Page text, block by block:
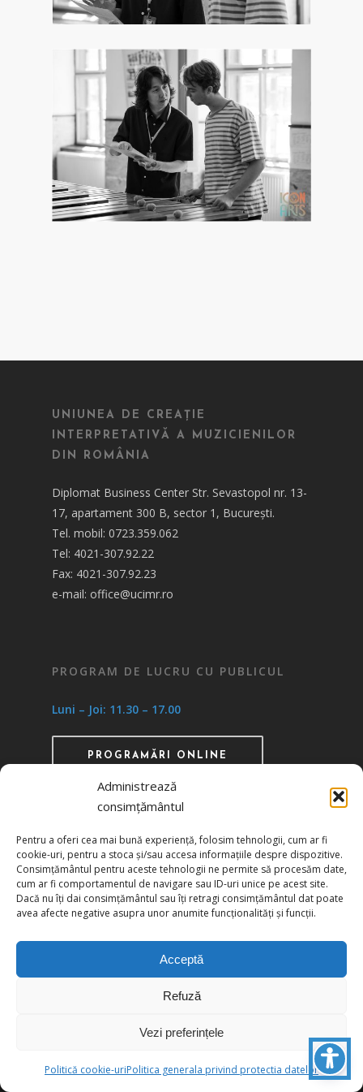
Administrează
consimțământul
Pentru a oferi cea mai bună experiență, folosim tehnologii, cum ar fi
cookie-uri, pentru a stoca și/sau accesa informațiile despre dispozitive.
Consimțământul pentru aceste tehnologii ne permite să procesăm date,
cum ar fi comportamentul de navigare sau ID-uri unice pe acest site.
Dacă nu îți dai consimțământul sau îți retragi consimțământul dat poate
avea afecte negative asupra unor anumite funcționalități și funcții.
Acceptă
Refuză
Vezi preferințele
Politică cookie-uriPolitica generala privind protectia datelor
UNIUNEA DE CREAȚIE
INTERPRETATIVĂ A MUZICIENILOR
DIN ROMÂNIA
Diplomat Business Center Str. Sevastopol nr. 13-
17, apartament 300 B, sector 1, București.
Tel. mobil: 0723.359.062
Tel: 4021-307.92.22
Fax: 4021-307.92.23
e-mail: office@ucimr.ro
PROGRAM DE LUCRU CU PUBLICUL
Luni – Joi: 11.30 – 17.00
PROGRAMĂRI ONLINE
Recunoscută ca instituţie de utilitate publică
prin HG 1242/29.11.2000 publicată în MO nr.
634/06.12.2000